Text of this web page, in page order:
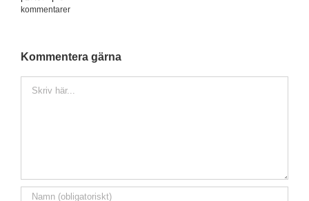
kommentarer
Kommentera gärna